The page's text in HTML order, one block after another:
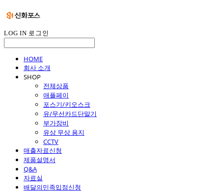
LOG IN 로그인
HOME
회사 소개
SHOP
전체상품
애플페이
포스기/키오스크
유/무선카드단말기
부가장비
유상 무상 용지
CCTV
매출자료신청
제품설명서
Q&A
자료실
배달의민족입점신청